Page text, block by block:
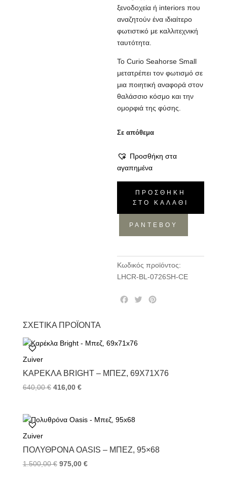
ξενοδοχεία ή interiors που
αναζητούν ένα ιδιαίτερο
φωτιστικό με καλλιτεχνική
ταυτότητα.
Το Curio Seahorse Small
μετατρέπει τον φωτισμό σε
μια ποιητική αναφορά στον
θαλάσσιο κόσμο και την
ομορφιά της φύσης.
Σε απόθεμα
Προσθήκη στα
αγαπημένα
Seahorse
20x20x68
ποσότητα
ΠΡΟΣΘΉΚΗ
ΣΤΟ ΚΑΛΆΘΙ
ΡΑΝΤΕΒΟΥ
Κωδικός προϊόντος:
LHCR-BL-0726SH-CE
b
k
T
s
ΣΧΕΤΙΚΆ ΠΡΟΪΌΝΤΑ
Zuiver
ΚΑΡΈΚΛΑ BRIGHT – ΜΠΕΖ, 69X71X76
640,00€ 416,00 €
Zuiver
ΠΟΛΥΘΡΌΝΑ OASIS – ΜΠΕΖ, 95×68
1.500,00€ 975,00 €